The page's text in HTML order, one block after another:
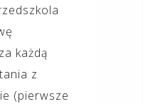
każdą
z
(pierwsze